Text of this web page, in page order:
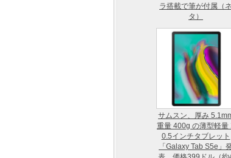
ラ搭載で筆が付属（ネ
タ）
サムスン、厚み
重量 400g の薄型軽量
0.5インチタブレット
「Galaxy Tab S5e」